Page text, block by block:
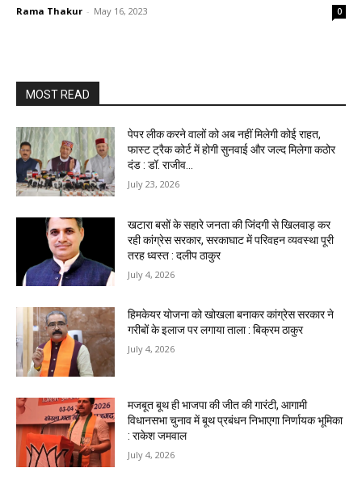
Rama Thakur - May 16, 2023 0
MOST READ
पेपर लीक करने वालों को अब नहीं मिलेगी कोई राहत,
फास्ट ट्रैक कोर्ट में होगी सुनवाई और जल्द मिलेगा कठोर
दंड : डॉ. राजीव...
July 23, 2026
खटारा बसों के सहारे जनता की जिंदगी से खिलवाड़ कर
रही कांग्रेस सरकार, सरकाघाट में परिवहन व्यवस्था पूरी
तरह ध्वस्त : दलीप ठाकुर
July 4, 2026
हिमकेयर योजना को खोखला बनाकर कांग्रेस सरकार ने
गरीबों के इलाज पर लगाया ताला : बिक्रम ठाकुर
July 4, 2026
मजबूत बूथ ही भाजपा की जीत की गारंटी, आगामी
विधानसभा चुनाव में बूथ प्रबंधन निभाएगा निर्णायक भूमिका
: राकेश जमवाल
July 4, 2026